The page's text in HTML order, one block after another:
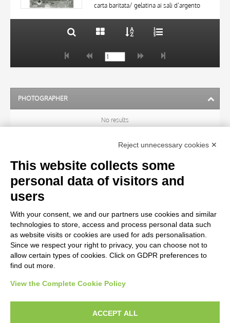
carta baritata/ gelatina ai sali d’argento
DATE20 RESULTS
PHOTOGRAPHER
No results
TITLE
MATERIAL AND TECHNIQUE
CENTURY
diritto d’autore, legge 22 aprile 1941 n. 633. I diritti degli autori, degli artisti e
Reject unnecessary cookies ✕
This website collects some
personal data of visitors and
users
With your consent, we and our partners use cookies and similar
technologies to store, access and process personal data such
as website visits or cookies are used for ads personalisation.
Since we respect your right to privacy, you can choose not to
allow certain types of cookies. Click on GDPR preferences to
find out more.
View the Complete Cookie Policy
ACCEPT ALL